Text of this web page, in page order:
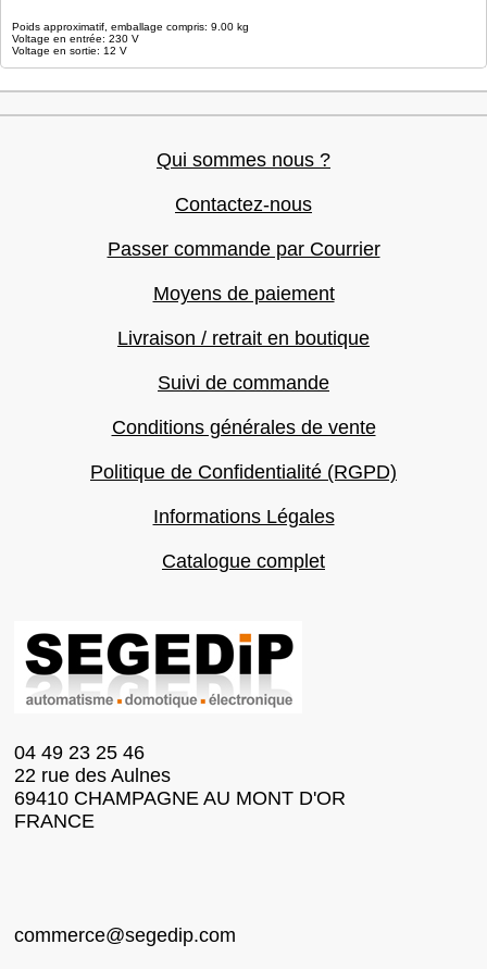
Poids approximatif, emballage compris: 9.00 kg
Voltage en entrée: 230 V
Voltage en sortie: 12 V
Qui sommes nous ?
Contactez-nous
Passer commande par Courrier
Moyens de paiement
Livraison / retrait en boutique
Suivi de commande
Conditions générales de vente
Politique de Confidentialité (RGPD)
Informations Légales
Catalogue complet
04 49 23 25 46
22 rue des Aulnes
69410 CHAMPAGNE AU MONT D'OR
FRANCE
commerce@segedip.com